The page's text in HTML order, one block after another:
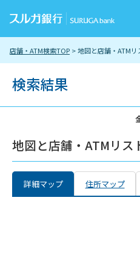
店舗・ATM検索TOP > 地図と店舗・ATMリ
検索結果
地図と店舗・ATMリス
詳細マップ 住所マップ